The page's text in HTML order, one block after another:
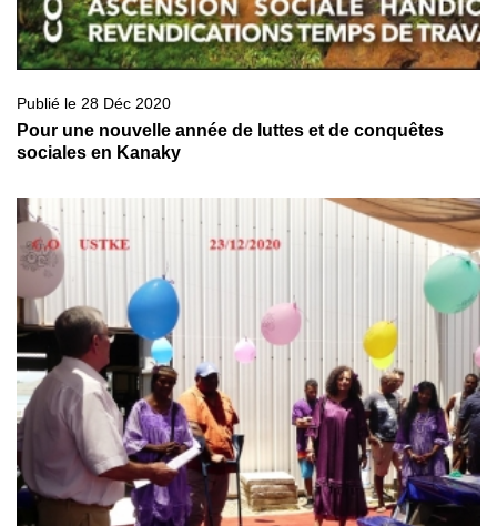
Publié le 28 Déc 2020
Pour une nouvelle année de luttes et de conquêtes
sociales en Kanaky